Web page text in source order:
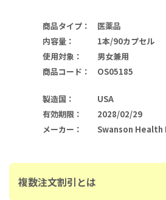
商品タイプ ：
医薬品
内容量 ：
1本/90カプセル
使用対象 ：
男女兼用
商品コード ： OS05185
製造国 ：
USA
有効期限 ：
2028/02/29
メーカー ： Swanson
複数注文割引とは